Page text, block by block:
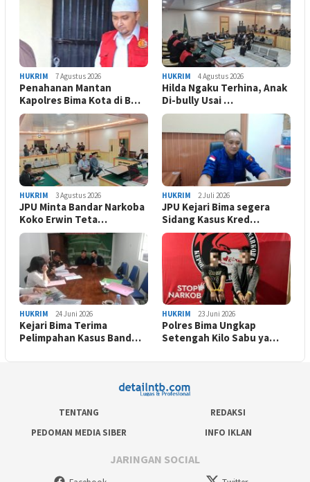
HUKRIM 7 Agustus 2026
Penahanan Mantan
Kapolres Bima Kota di B…
HUKRIM 4 Agustus 2026
Hilda Ngaku Terhina, Anak
Di-bully Usai …
HUKRIM 3 Agustus 2026
JPU Minta Bandar Narkoba
Koko Erwin Teta…
HUKRIM 2 Juli 2026
JPU Kejari Bima segera
Sidang Kasus Kred…
HUKRIM 24 Juni 2026
Kejari Bima Terima
Pelimpahan Kasus Band…
HUKRIM 23 Juni 2026
Polres Bima Ungkap
Setengah Kilo Sabu ya…
TENTANG
REDAKSI
PEDOMAN MEDIA SIBER
INFO IKLAN
JARINGAN SOCIAL